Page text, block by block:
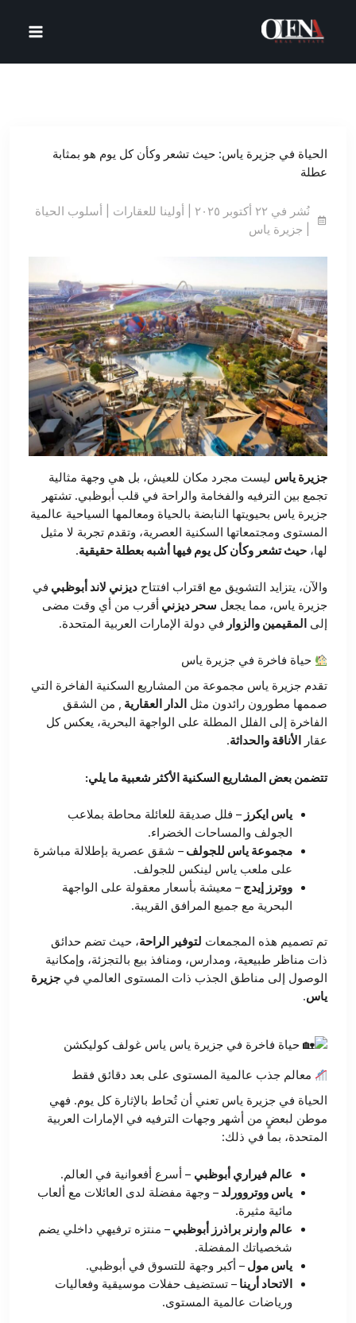
المحتوى
الحياة في جزيرة ياس: حيث تشعر وكأن كل يوم هو بمثابة
عطلة
نُشر في ٢٢ أكتوبر ٢٠٢٥ | أولينا للعقارات | أسلوب الحياة
| جزيرة ياس
جزيرة ياس ليست مجرد مكان للعيش، بل هي وجهة مثالية
تجمع بين الترفيه والفخامة والراحة في قلب أبوظبي. تشتهر
جزيرة ياس بحيويتها النابضة بالحياة ومعالمها السياحية عالمية
المستوى ومجتمعاتها السكنية العصرية، وتقدم تجربة لا مثيل
لها، حيث تشعر وكأن كل يوم فيها أشبه بعطلة حقيقية.
والآن، يتزايد التشويق مع اقتراب افتتاح ديزني لاند أبوظبي في
جزيرة ياس، مما يجعل سحر ديزني أقرب من أي وقت مضى
إلى المقيمين والزوار في دولة الإمارات العربية المتحدة.
حياة فاخرة في جزيرة ياس
تقدم جزيرة ياس مجموعة من المشاريع السكنية الفاخرة التي
صممها مطورون رائدون مثل الدار العقارية , من الشقق
الفاخرة إلى الفلل المطلة على الواجهة البحرية، يعكس كل
عقار
الأناقة والحداثة.
تتضمن بعض المشاريع السكنية الأكثر شعبية ما يلي:
ياس ايكرز – فلل صديقة للعائلة محاطة بملاعب
الجولف والمساحات الخضراء.
مجموعة ياس للجولف – شقق عصرية بإطلالة مباشرة
على ملعب ياس لينكس للجولف.
ووترز إيدج – معيشة بأسعار معقولة على الواجهة
البحرية مع جميع المرافق القريبة.
تم تصميم هذه المجمعات لتوفير الراحة، حيث تضم حدائق
ذات مناظر طبيعية، ومدارس، ومنافذ بيع بالتجزئة، وإمكانية
الوصول إلى مناطق الجذب ذات المستوى العالمي في جزيرة
ياس.
معالم جذب عالمية المستوى على بعد دقائق فقط
الحياة في جزيرة ياس تعني أن تُحاط بالإثارة كل يوم. فهي
موطن لبعضٍ من أشهر وجهات الترفيه في الإمارات العربية
المتحدة، بما في ذلك:
عالم فيراري أبوظبي – أسرع أفعوانية في العالم.
ياس ووتروورلد – وجهة مفضلة لدى العائلات مع ألعاب
مائية مثيرة.
عالم وارنر براذرز أبوظبي – منتزه ترفيهي داخلي يضم
شخصياتك المفضلة.
ياس مول – أكبر وجهة للتسوق في أبوظبي.
الاتحاد أرينا – تستضيف حفلات موسيقية وفعاليات
ورياضات عالمية المستوى.